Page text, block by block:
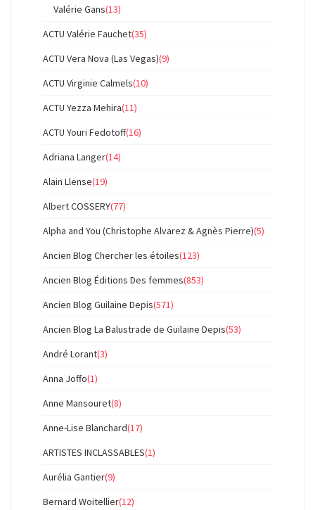
Valérie Gans(13)
ACTU Valérie Fauchet(35)
ACTU Vera Nova (Las Vegas)(9)
ACTU Virginie Calmels(10)
ACTU Yezza Mehira(11)
ACTU Youri Fedotoff(16)
Adriana Langer(14)
Alain Llense(19)
Albert COSSERY(77)
Alpha and You (Christophe Alvarez & Agnès Pierre)(5)
Ancien Blog Chercher les étoiles(123)
Ancien Blog Éditions Des femmes(853)
Ancien Blog Guilaine Depis(571)
Ancien Blog La Balustrade de Guilaine Depis(53)
André Lorant(3)
Anna Joffo(1)
Anne Mansouret(8)
Anne-Lise Blanchard(17)
ARTISTES INCLASSABLES(1)
Aurélia Gantier(9)
Bernard Woitellier(12)